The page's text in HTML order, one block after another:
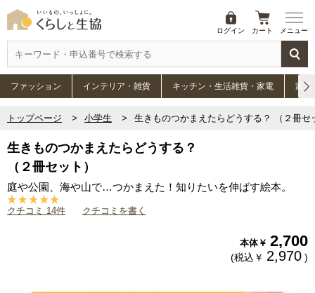
ログイン カート メニュー
ファッション インテリア・雑貨 キッチン・生活雑貨・家電 家具
トップページ 小学生 生きものつかまえたらどうする？ （２冊セ
生きものつかまえたらどうする？
（２冊セット）
庭や公園、海や山で…つかまえた！知りたいを伸ばす絵本。
クチコミ 14件 クチコミを書く
本体￥ 2,700
(税込￥ 2,970 )